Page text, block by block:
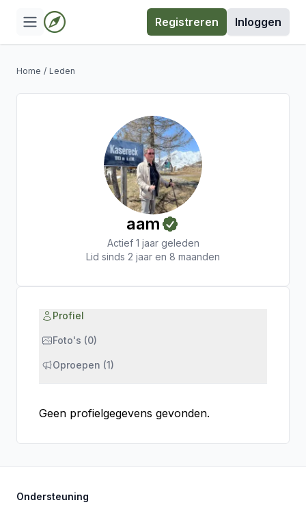
Registreren Inloggen
Home / Leden
aam
Actief 1 jaar geleden
Lid sinds 2 jaar en 8 maanden
Profiel
Foto's (0)
Oproepen (1)
Geen profielgegevens gevonden.
Ondersteuning